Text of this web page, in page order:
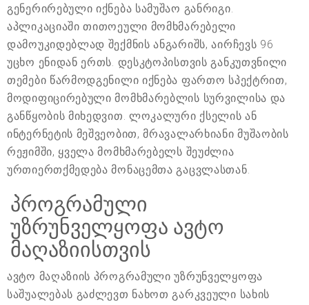
გენერირებული იქნება სამუშაო განრიგი.
აპლიკაციაში თითოეული მომხმარებელი
დამოუკიდებლად შექმნის ანგარიშს, აირჩევს 96
უცხო ენიდან ერთს. დესკტოპისთვის განკუთვნილი
თემები წარმოდგენილი იქნება ფართო სპექტრით,
მოდიფიცირებული მომხმარებლის სურვილისა და
განწყობის მიხედვით. ლოკალური ქსელის ან
ინტერნეტის მეშვეობით, მრავალარხიანი მუშაობის
რეჟიმში, ყველა მომხმარებელს შეუძლია
ურთიერთქმედება მონაცემთა გაცვლასთან.
პროგრამული
უზრუნველყოფა ავტო
მაღაზიისთვის
ავტო მაღაზიის პროგრამული უზრუნველყოფა
საშუალებას გაძლევთ ნახოთ გარკვეული სახის